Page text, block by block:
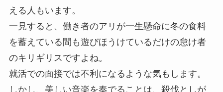
える人もいます。
一見すると、働き者のアリが一生懸命に冬の食料
を蓄えている間も遊びほうけているだけの怠け者
のキリギリスですよね。
就活での面接では不利になるような気もします。
しかし、美しい音楽を奏でることは、殺伐としが